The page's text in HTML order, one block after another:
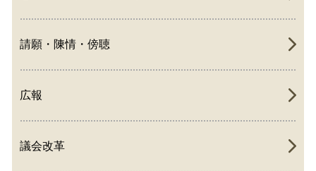
請願・陳情・傍聴
広報
議会改革